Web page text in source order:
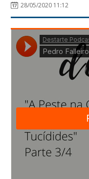
28/05/2020 11:12